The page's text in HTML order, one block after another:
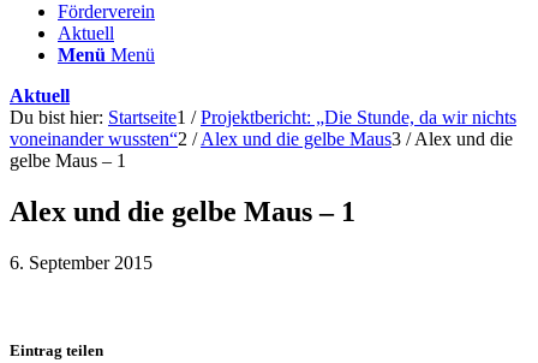
Förderverein
Aktuell
Menü Menü
Aktuell
Du bist hier: Startseite1 / Projektbericht: „Die Stunde, da wir nichts
voneinander wussten“2 / Alex und die gelbe Maus3 / Alex und die
gelbe Maus – 1
Alex und die gelbe Maus – 1
6. September 2015
Eintrag teilen